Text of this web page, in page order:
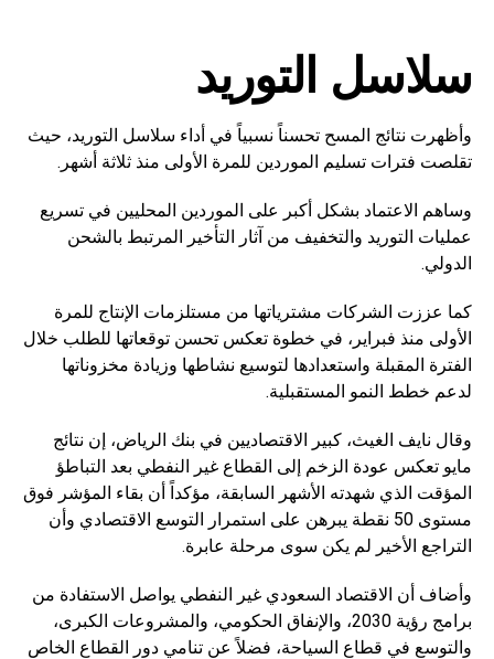
سلاسل التوريد
وأظهرت نتائج المسح تحسناً نسبياً في أداء سلاسل التوريد، حيث
تقلصت فترات تسليم الموردين للمرة الأولى منذ ثلاثة أشهر.
وساهم الاعتماد بشكل أكبر على الموردين المحليين في تسريع
عمليات التوريد والتخفيف من آثار التأخير المرتبط بالشحن
الدولي.
كما عززت الشركات مشترياتها من مستلزمات الإنتاج للمرة
الأولى منذ فبراير، في خطوة تعكس تحسن توقعاتها للطلب خلال
الفترة المقبلة واستعدادها لتوسيع نشاطها وزيادة مخزوناتها
لدعم خطط النمو المستقبلية.
وقال نايف الغيث، كبير الاقتصاديين في بنك الرياض، إن نتائج
مايو تعكس عودة الزخم إلى القطاع غير النفطي بعد التباطؤ
المؤقت الذي شهدته الأشهر السابقة، مؤكداً أن بقاء المؤشر فوق
مستوى 50 نقطة يبرهن على استمرار التوسع الاقتصادي وأن
التراجع الأخير لم يكن سوى مرحلة عابرة.
وأضاف أن الاقتصاد السعودي غير النفطي يواصل الاستفادة من
برامج رؤية 2030، والإنفاق الحكومي، والمشروعات الكبرى،
والتوسع في قطاع السياحة، فضلاً عن تنامي دور القطاع الخاص